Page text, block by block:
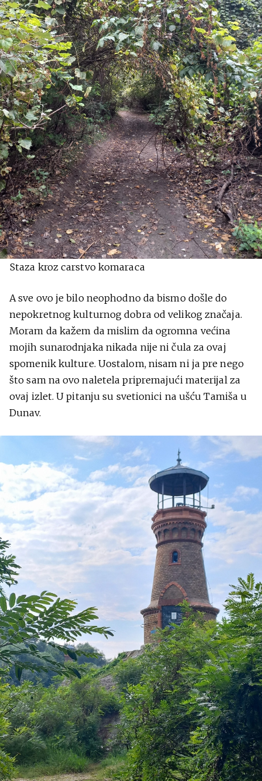
Staza kroz carstvo komaraca
A sve ovo je bilo neophodno da bismo došle do
nepokretnog kulturnog dobra od velikog značaja.
Moram da kažem da mislim da ogromna većina
mojih sunarodnjaka nikada nije ni čula za ovaj
spomenik kulture. Uostalom, nisam ni ja pre nego
što sam na ovo naletela pripremajući materijal za
ovaj izlet. U pitanju su svetionici na ušću Tamiša u
Dunav.